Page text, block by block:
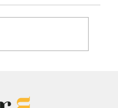
Perrito
técnica de